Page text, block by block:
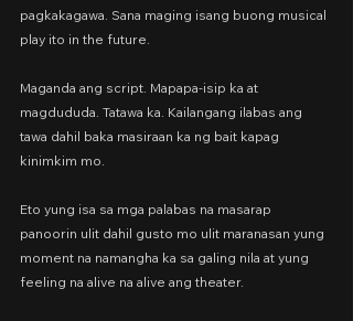
pagkakagawa. Sana maging isang buong musical
play ito in the future.
Maganda ang script. Mapapa-isip ka at
magdududa. Tatawa ka. Kailangang ilabas ang
tawa dahil baka masiraan ka ng bait kapag
kinimkim mo.
Eto yung isa sa mga palabas na masarap
panoorin ulit dahil gusto mo ulit maranasan yung
moment na namangha ka sa galing nila at yung
feeling na alive na alive ang theater.